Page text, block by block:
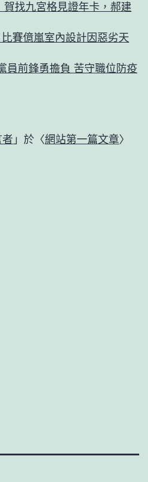
找九宮格見證年卡，郝建
賽億嵐室內設計因惡劣天
員前鋒勇擔負 苦守職位防疫
」於〈網站第一篇文章〉